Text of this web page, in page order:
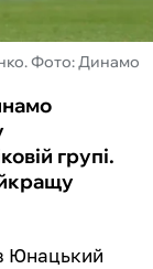
Фото: Динамо
групі.
Юнацький